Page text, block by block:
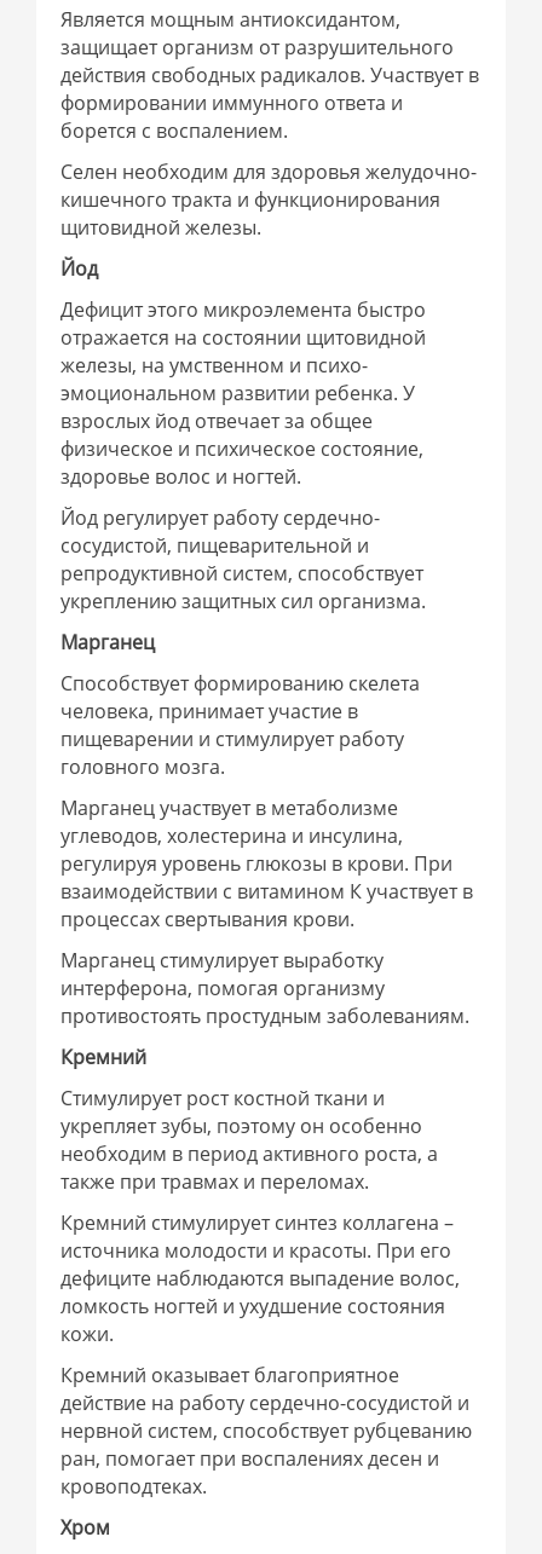
Является мощным антиоксидантом,
защищает организм от разрушительного
действия свободных радикалов. Участвует в
формировании иммунного ответа и
борется с воспалением.
Селен необходим для здоровья желудочно-
кишечного тракта и функционирования
щитовидной железы.
Йод
Дефицит этого микроэлемента быстро
отражается на состоянии щитовидной
железы, на умственном и психо-
эмоциональном развитии ребенка. У
взрослых йод отвечает за общее
физическое и психическое состояние,
здоровье волос и ногтей.
Йод регулирует работу сердечно-
сосудистой, пищеварительной и
репродуктивной систем, способствует
укреплению защитных сил организма.
Марганец
Способствует формированию скелета
человека, принимает участие в
пищеварении и стимулирует работу
головного мозга.
Марганец участвует в метаболизме
углеводов, холестерина и инсулина,
регулируя уровень глюкозы в крови. При
взаимодействии с витамином К участвует в
процессах свертывания крови.
Марганец стимулирует выработку
интерферона, помогая организму
противостоять простудным заболеваниям.
Кремний
Стимулирует рост костной ткани и
укрепляет зубы, поэтому он особенно
необходим в период активного роста, а
также при травмах и переломах.
Кремний стимулирует синтез коллагена –
источника молодости и красоты. При его
дефиците наблюдаются выпадение волос,
ломкость ногтей и ухудшение состояния
кожи.
Кремний оказывает благоприятное
действие на работу сердечно-сосудистой и
нервной систем, способствует рубцеванию
ран, помогает при воспалениях десен и
кровоподтеках.
Хром